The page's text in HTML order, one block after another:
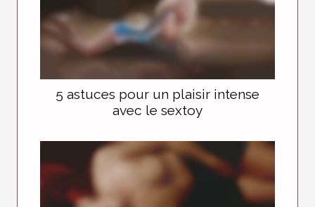
5 astuces pour un plaisir intense
avec le sextoy